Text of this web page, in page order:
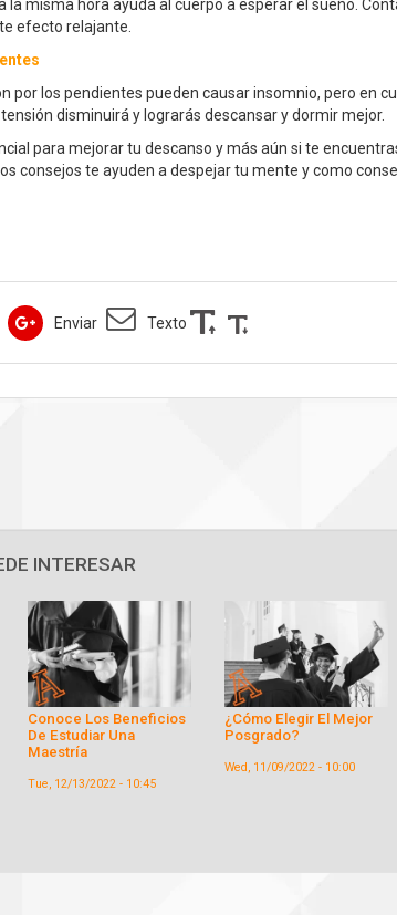
la misma hora ayuda al cuerpo a esperar el sueño.
efecto relajante.
por los pendientes pueden causar insomnio, pero en
disminuirá y lograrás descansar y dormir mejor.
para mejorar tu descanso y más aún si te
consejos te ayuden a despejar tu mente y como
Enviar Texto
INTERESAR
¿Cómo Elegir El Mejor
Posgrado?
7 Cosas Que Debes
Tomar En Cuenta Antes